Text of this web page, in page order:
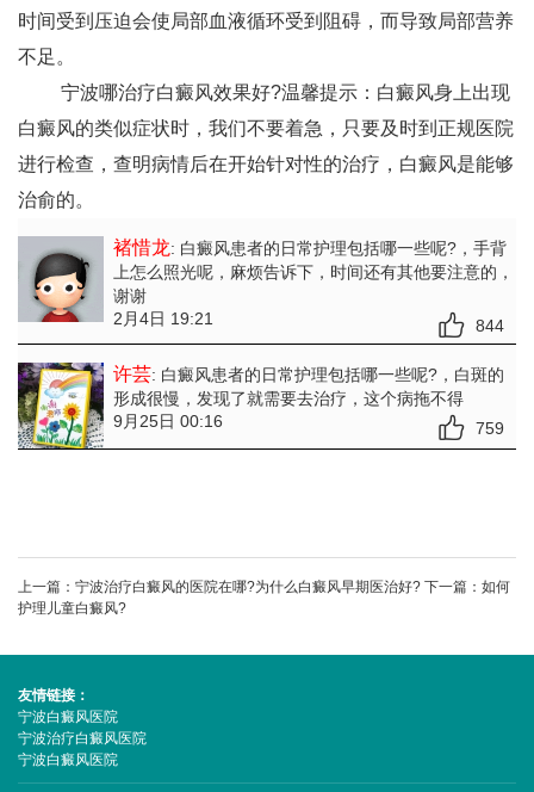
时间受到压迫会使局部血液循环受到阻碍，而导致局部营养
不足。
宁波哪治疗白癜风效果好?温馨提示：白癜风身上出现
白癜风的类似症状时，我们不要着急，只要及时到正规医院
进行检查，查明病情后在开始针对性的治疗，白癜风是能够
治俞的。
褚惜龙: 白癜风患者的日常护理包括哪一些呢?，手背
上怎么照光呢，麻烦告诉下，时间还有其他要注意的，
谢谢
2月4日 19:21
844
许芸: 白癜风患者的日常护理包括哪一些呢?，白斑的
形成很慢，发现了就需要去治疗，这个病拖不得
9月25日 00:16
759
上一篇： 宁波治疗白癜风的医院在哪?为什么白癜风早期医治好? 下一篇： 如何
护理儿童白癜风?
友情链接：
宁波白癜风医院
宁波治疗白癜风医院
宁波白癜风医院